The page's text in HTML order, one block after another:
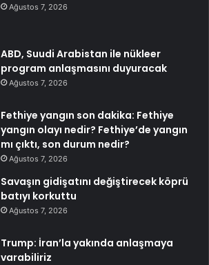
Ağustos 7, 2026
ABD, Suudi Arabistan ile nükleer
program anlaşmasını duyuracak
Ağustos 7, 2026
Fethiye yangın son dakika: Fethiye
yangın olayı nedir? Fethiye’de yangın
mı çıktı, son durum nedir?
Ağustos 7, 2026
Savaşın gidişatını değiştirecek köprü
batıyı korkuttu
Ağustos 7, 2026
Trump: İran’la yakında anlaşmaya
varabiliriz